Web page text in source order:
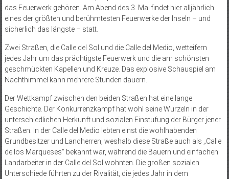
das Feuerwerk gehören. Am Abend des 3. Mai findet hier alljährlich
eines der größten und berühmtes­ten Feuerwerke der Inseln – und
sicherlich das längste – statt.
Zwei Straßen, die Calle del Sol und die Calle del Medio, wetteifern
jedes Jahr um das prächtigste Feuerwerk und die am schönsten
geschmückten Kapellen und Kreuze. Das explosive Schauspiel am
Nachthimmel kann mehrere Stunden dauern.
Der Wettkampf zwischen den beiden Straßen hat eine lange
Geschichte. Der Konkurrenzkampf hat wohl seine Wurzeln in der
unterschiedlichen Herkunft und sozialen Einstufung der Bürger jener
Straßen. In der Calle del Medio lebten einst die wohlhabenden
Grundbesitzer und Landherren, weshalb diese Straße auch als „Calle
de los Marqueses“ bekannt war, während die Bauern und einfachen
Landarbeiter in der Calle del Sol wohnten. Die großen sozialen
Unterschiede führten zu der Rivalität, die jedes Jahr in dem